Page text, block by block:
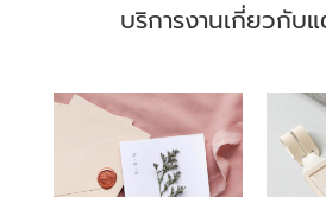
บริการงานเกี่ยวกับ